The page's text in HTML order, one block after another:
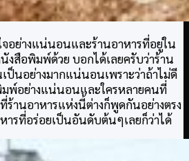
จอย่างแน่นอนและร้านอาหารที่อยู่ใน
สือพิมพ์ด้วย บอกได้เลยครับว่าร้าน
ป็นอย่างมากแน่นอนเพราะว่าถ้าไม่ดี
มพ์อย่างแน่นอนและใครหลายคนที่
ร้านอาหารแห่งนี้ต่างก็พูดกันอย่างตรง
ารที่อร่อยเป็นอันดับต้นๆเลยก็ว่าได้